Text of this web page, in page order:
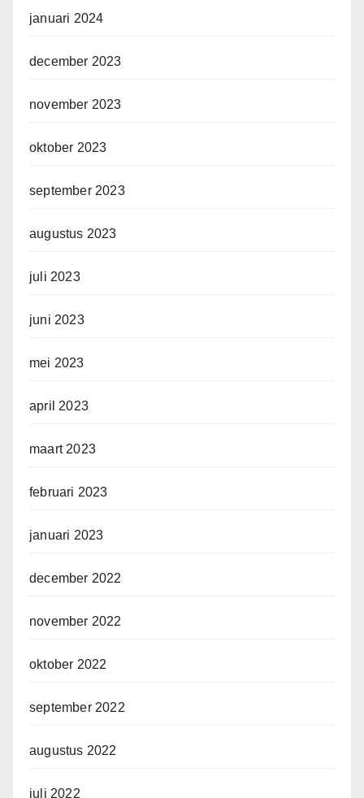
januari 2024
december 2023
november 2023
oktober 2023
september 2023
augustus 2023
juli 2023
juni 2023
mei 2023
april 2023
maart 2023
februari 2023
januari 2023
december 2022
november 2022
oktober 2022
september 2022
augustus 2022
juli 2022